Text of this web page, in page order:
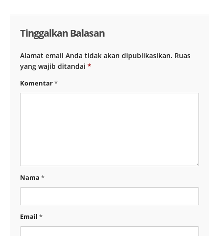
Tinggalkan Balasan
Alamat email Anda tidak akan dipublikasikan. Ruas
yang wajib ditandai *
Komentar*
Nama *
Email *